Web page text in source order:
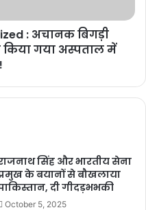
में अब तक 50,000 से अधिक
अब भी हजारों लोग ध्वस्त इमारतों
काम जारी है.
: अचानक बिगड़ी
किया गया अस्पताल में
सिंह और भारतीय सेना
के बयानों से बौखलाया
दी गीदड़भभकी
October 5, 2025